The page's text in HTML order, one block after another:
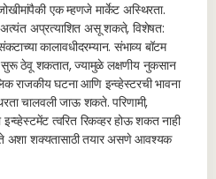
एक म्हणजे मार्केट अस्थिरता.
अप्रत्याशित असू शकते, विशेषत:
कालावधीदरम्यान. संभाव्य बॉटम
ठेवू शकतात, ज्यामुळे लक्षणीय नुकसान
राजकीय घटना आणि इन्व्हेस्टरची भावना
चालवली जाऊ शकते. परिणामी,
इन्व्हेस्टमेंट त्वरित रिकव्हर होऊ शकत नाही
अशा शक्यतासाठी तयार असणे आवश्यक